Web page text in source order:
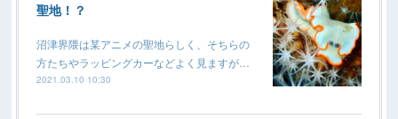
聖地！？
沼津界隈は某アニメの聖地らしく、そちらの
方たちやラッピングカーなどよく見ますが…
2021.03.10 10:30